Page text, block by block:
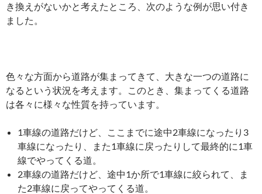
き換えがないかと考えたところ、次のような例が思い付き
ました。
色々な方面から道路が集まってきて、大きな一つの道路に
なるという状況を考えます。このとき、集まってくる道路
は各々に様々な性質を持っています。
1車線の道路だけど、ここまでに途中2車線になったり3
車線になったり、また1車線に戻ったりして最終的に1車
線でやってくる道。
2車線の道路だけど、途中1か所で1車線に絞られて、ま
た2車線に戻ってやってくる道。